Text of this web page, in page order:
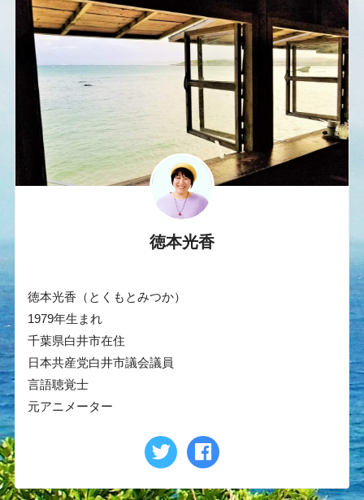
徳本光香
徳本光香（とくもとみつか）
1979年生まれ
千葉県白井市在住
日本共産党白井市議会議員
言語聴覚士
元アニメーター